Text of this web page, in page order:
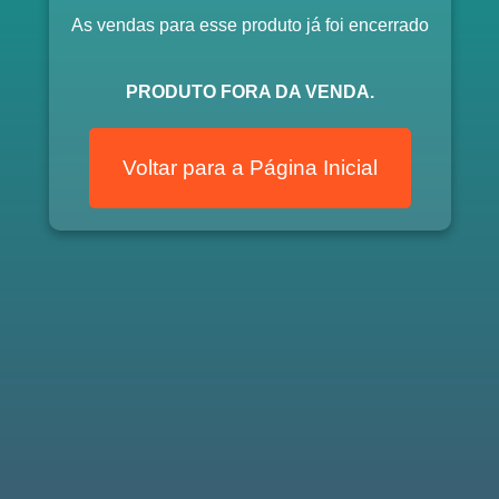
As vendas para esse produto já foi encerrado
PRODUTO FORA DA VENDA.
Voltar para a Página Inicial